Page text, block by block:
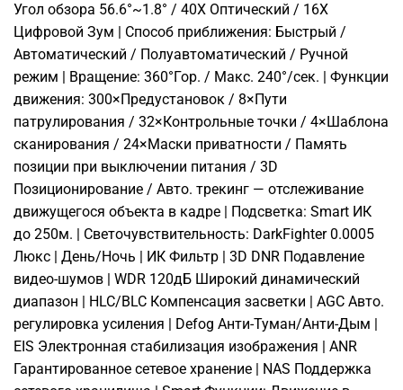
Угол обзора 56.6°~1.8° / 40X Оптический / 16X
Цифровой Зум | Способ приближения: Быстрый /
Автоматический / Полуавтоматический / Ручной
режим | Вращение: 360°Гор. / Макс. 240°/сек. | Функции
движения: 300×Предустановок / 8×Пути
патрулирования / 32×Контрольные точки / 4×Шаблона
сканирования / 24×Маски приватности / Память
позиции при выключении питания / 3D
Позиционирование / Авто. трекинг — отслеживание
движущегося объекта в кадре | Подсветка: Smart ИК
до 250м. | Светочувствительность: DarkFighter 0.0005
Люкс | День/Ночь | ИК Фильтр | 3D DNR Подавление
видео-шумов | WDR 120дБ Широкий динамический
диапазон | HLC/BLC Компенсация засветки | AGC Авто.
регулировка усиления | Defog Анти-Туман/Анти-Дым |
EIS Электронная стабилизация изображения | ANR
Гарантированное сетевое хранение | NAS Поддержка